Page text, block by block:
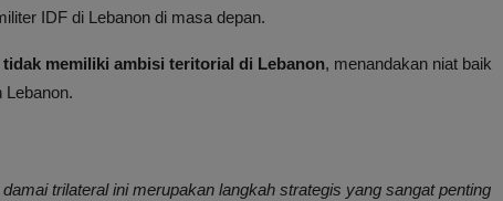
IDF di Lebanon di masa depan.
tidak memiliki ambisi teritorial di Lebanon, menandakan niat baik
Lebanon.
trilateral ini merupakan langkah strategis yang sangat penting